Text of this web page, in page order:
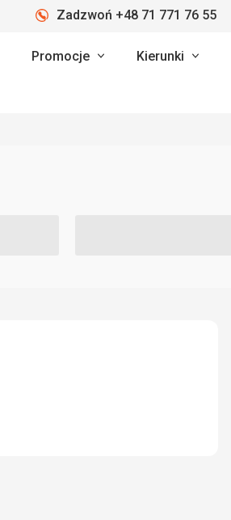
Zadzwoń +48 71 771 76 55
Promocje Kierunki